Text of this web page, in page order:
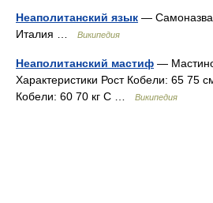
Неаполитанский язык —
Италия …
Википедия
Неаполитанский мастиф —
Характеристики Рост Кобели: 65 75
Кобели: 60 70 кг С …
Википедия